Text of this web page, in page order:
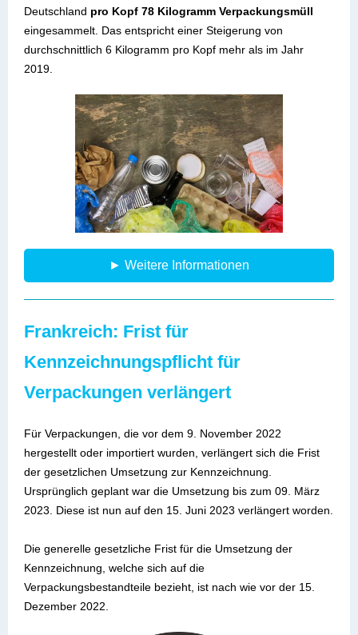
Deutschland pro Kopf 78 Kilogramm Verpackungsmüll
eingesammelt. Das entspricht einer Steigerung von
durchschnittlich 6 Kilogramm pro Kopf mehr als im Jahr
2019.
► Weitere Informationen
Frankreich: Frist für
Kennzeichnungspflicht für
Verpackungen verlängert
Für Verpackungen, die vor dem 9. November 2022
hergestellt oder importiert wurden, verlängert sich die Frist
der gesetzlichen Umsetzung zur Kennzeichnung.
Ursprünglich geplant war die Umsetzung bis zum 09. März
2023. Diese ist nun auf den 15. Juni 2023 verlängert worden.
Die generelle gesetzliche Frist für die Umsetzung der
Kennzeichnung, welche sich auf die
Verpackungsbestandteile bezieht, ist nach wie vor der 15.
Dezember 2022.